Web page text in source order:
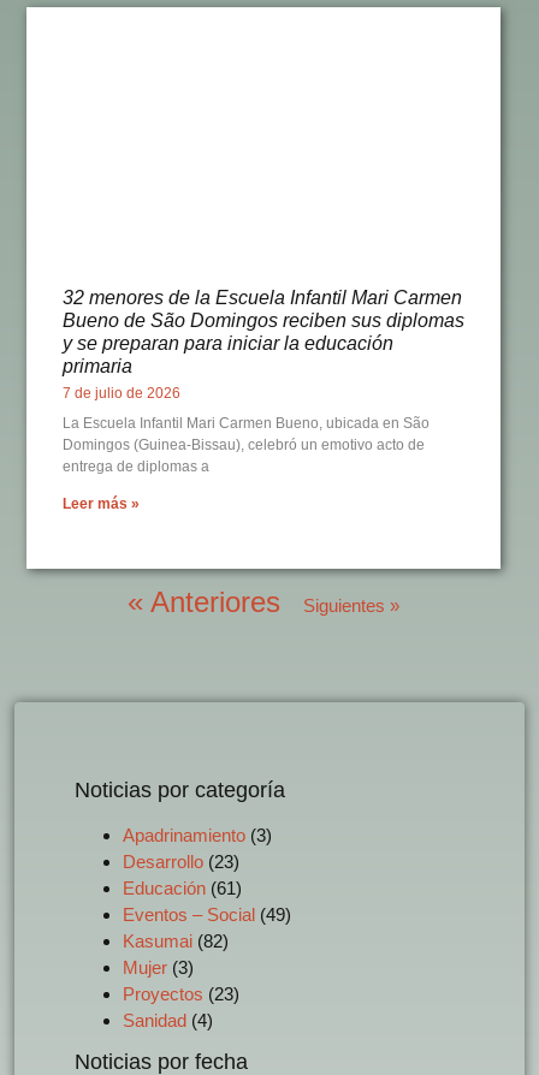
32 menores de la Escuela Infantil Mari Carmen
Bueno de São Domingos reciben sus diplomas
y se preparan para iniciar la educación
primaria
7 de julio de 2026
La Escuela Infantil Mari Carmen Bueno, ubicada en São
Domingos (Guinea-Bissau), celebró un emotivo acto de
entrega de diplomas a
Leer más »
« Anteriores Siguientes »
Noticias por categoría
Apadrinamiento (3)
Desarrollo (23)
Educación (61)
Eventos – Social (49)
Kasumai (82)
Mujer (3)
Proyectos (23)
Sanidad (4)
Noticias por fecha